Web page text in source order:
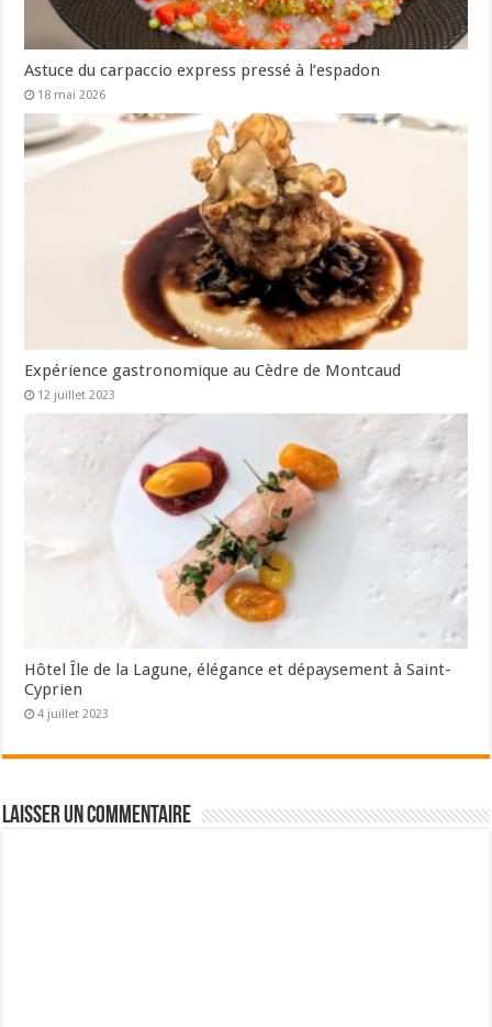
Astuce du carpaccio express pressé à l’espadon
18 mai 2026
Expérience gastronomique au Cèdre de Montcaud
12 juillet 2023
Hôtel Île de la Lagune, élégance et dépaysement à Saint-
Cyprien
4 juillet 2023
Laisser un commentaire